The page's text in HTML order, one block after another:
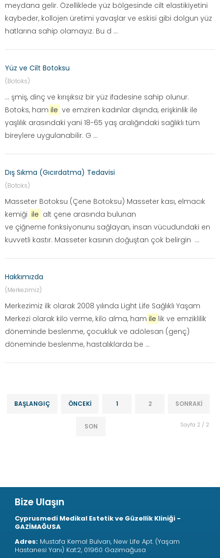
meydana gelir. Özelliklede yüz bölgesinde cilt elastikiyetini
kaybeder, kollojen üretimi yavaşlar ve eskisi gibi dolgun yüz
hatlarına sahip olamayız. Bu d ...
Yüz ve Cilt Botoksu
(Botoks)
... şmiş, dinç ve kırışıksız bir yüz ifadesine sahip olunur.
Botoks, ham ile ve emziren kadınlar dışında, erişkinlik ile
yaşlılık arasındaki yani 18-65 yaş aralığındaki sağlıklı tüm
bireylere uygulanabilir. G ...
Dış Sıkma (Gıcırdatma) Tedavisi
(Botoks)
Masseter Botoksu (Çene Botoksu) Masseter kası, elmacık
kemiği ile alt çene arasında bulunan
ve çiğneme fonksiyonunu sağlayan, insan vücudundaki en
kuvvetli kastır. Masseter kasının doğuştan çok belirgin ...
Hakkımızda
(Merkezimiz)
Merkezimiz ilk olarak 2008 yılında Light Life Sağlıklı Yaşam
Merkezi olarak kilo verme, kilo alma, ham ile lik ve emziklilik
döneminde beslenme, çocukluk ve adölesan (genç)
döneminde beslenme, hastalıklarda be ...
BAŞLANGIÇ ÖNCEKI 1 2 SONRAKI
SON Sayfa 2 / 2
Bize Ulaşın
Cyprusmedi Medikal Estetik ve Güzellik Kliniği -
GAZİMAĞUSA
Adres: Mustafa Kemal Bulvarı, New Life Apt. (Yaşam
Hastanesi Yanı) Kat:2, 01960 Gazimağusa